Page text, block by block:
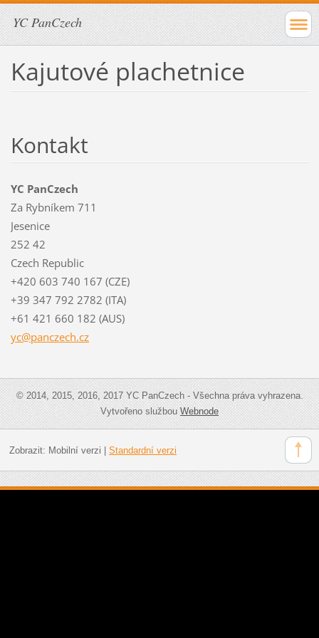
YC PanCzech
Kajutové plachetnice
Kontakt
YC PanCzech
Za Rybníkem 711
Jesenice
252 42
Czech Republic
+420 603 740 167 (CZE)
+39 347 792 2782 (ITA)
+61 421 660 182 (AUS)
yc@panczech.cz
© 2014, 2015, 2016, 2017 YC PanCzech - Všechna práva vyhrazena.
Vytvořeno službouWebnode
Zobrazit: Mobilní verzi Standardní verzi